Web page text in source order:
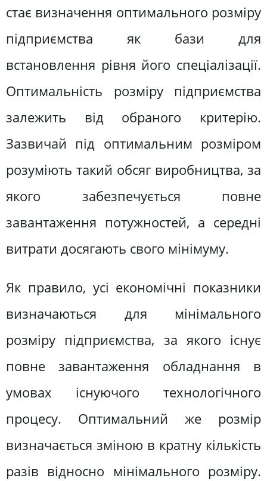
стає визначення оптимального розміру
підприємства як бази для
встановлення рівня його спеціалізації.
Оптимальність розміру підприємства
залежить від обраного критерію.
Зазвичай під оптимальним розміром
розуміють такий обсяг виробництва, за
якого забезпечується повне
завантаження потужностей, а середні
витрати досягають свого мінімуму.
Як правило, усі економічні показники
визначаються для мінімального
розміру підприємства, за якого існує
повне завантаження обладнання в
умовах існуючого технологічного
процесу. Оптимальний же розмір
визначається зміною в кратну кількість
разів відносно мінімального розміру.